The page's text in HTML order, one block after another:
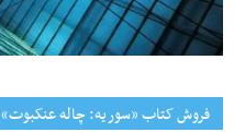
فروش کتاب «سوریه: چاله عنکبوت»